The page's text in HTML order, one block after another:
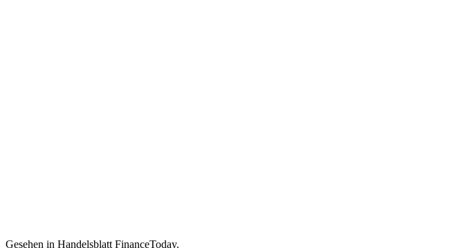
Gesehen in Handelsblatt FinanceToday.